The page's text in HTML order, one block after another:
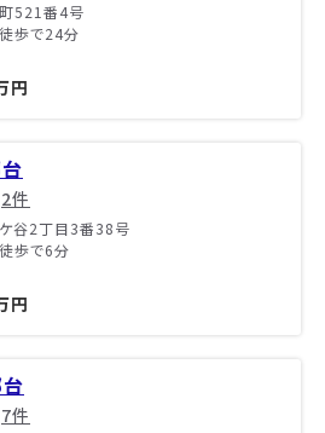
521番4号
歩で24分
円
2件
谷2丁目3番38号
歩で6分
円
7件